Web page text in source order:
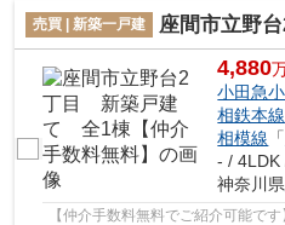
売買 | 新築一戸建
座間市立野台2丁目 新
4,880
小田急
相鉄本線
相模線 「
- / 4LDK
神奈川県
【仲介手数料無料でご紹介可能で